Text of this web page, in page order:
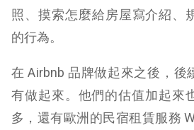
照、摸索怎麼給房屋寫介紹、
的行為。
在 Airbnb 品牌做起來之後，後
有做起來。他們的估值加起來
多，還有歐洲的民宿租賃服務